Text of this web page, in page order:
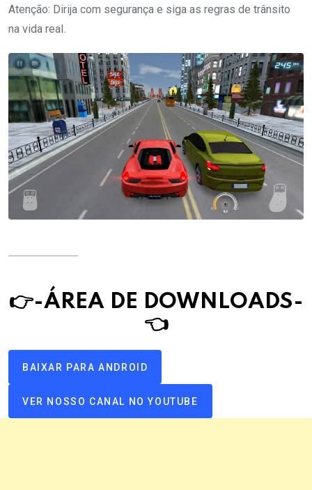
Atenção: Dirija com segurança e siga as regras de trânsito
na vida real.
👉-ÁREA DE DOWNLOADS-
👈
BAIXAR PARA ANDROID
VER NOSSO CANAL NO YOUTUBE